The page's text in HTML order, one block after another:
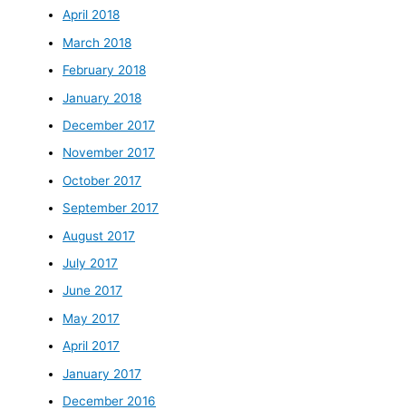
April 2018
March 2018
February 2018
January 2018
December 2017
November 2017
October 2017
September 2017
August 2017
July 2017
June 2017
May 2017
April 2017
January 2017
December 2016